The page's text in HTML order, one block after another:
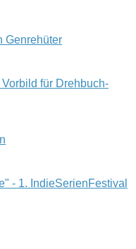
Genrehüter
für Drehbuch-
- 1. IndieSerienFestival